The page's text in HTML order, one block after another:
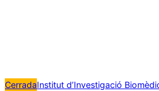
CerradaInstitut d’Investigació